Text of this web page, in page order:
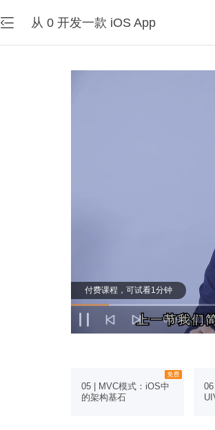
 从 0 开发一款 iOS App
上一节我们
上一节我们
付费课程，可试看1分钟
05 | MVC模式：iOS中
的架构基石